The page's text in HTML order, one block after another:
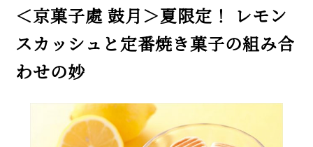
＜京菓子處 鼓月＞夏限定！ レモン
スカッシュと定番焼き菓子の組み合
わせの妙